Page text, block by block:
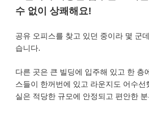
수 없이 상쾌해요!
공유 오피스를 찾고 있던 중이라 몇 군
습니다.
다른 곳은 큰 빌딩에 입주해 있고 한 층
스들이 한꺼번에 있고 라운지도 어수선
실은 적당한 규모에 안정되고 편안한